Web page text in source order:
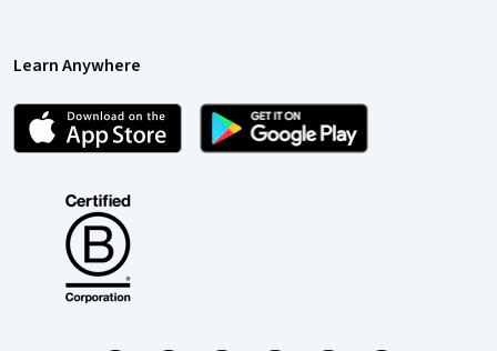
Learn Anywhere